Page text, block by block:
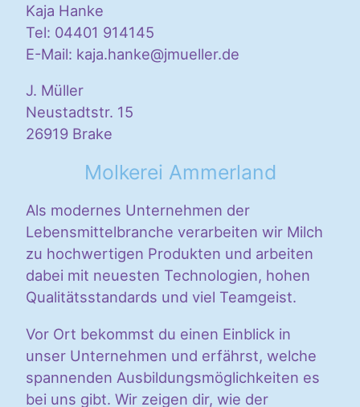
Kaja Hanke
Tel: 04401 914145
E-Mail: kaja.hanke@jmueller.de
J. Müller
Neustadtstr. 15
26919 Brake
Molkerei Ammerland
Als modernes Unternehmen der
Lebensmittelbranche verarbeiten wir Milch
zu hochwertigen Produkten und arbeiten
dabei mit neuesten Technologien, hohen
Qualitätsstandards und viel Teamgeist.
Vor Ort bekommst du einen Einblick in
unser Unternehmen und erfährst, welche
spannenden Ausbildungsmöglichkeiten es
bei uns gibt. Wir zeigen dir, wie der